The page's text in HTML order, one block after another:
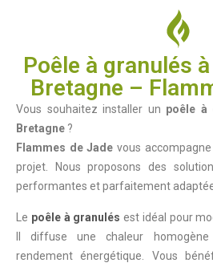
Poêle à granulés
Bretagne –
Vous souhaitez installer un poêle à
Bretagne ?
Flammes de Jade vous
projet. Nous proposons des
performantes et parfaitement
Le poêle à granulés est idéal pour
Il diffuse une chaleur
rendement énergétique. Vous